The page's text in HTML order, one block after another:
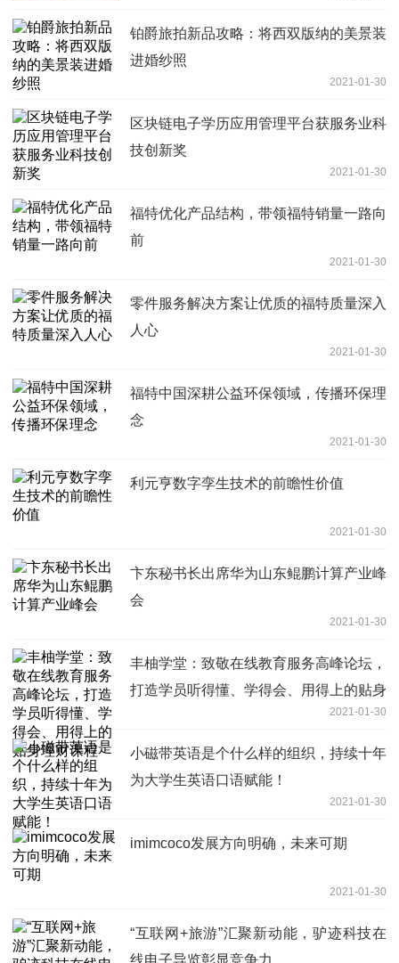
铂爵旅拍新品攻略：将西双版纳的美景装
进婚纱照
2021-01-30
区块链电子学历应用管理平台获服务业科
技创新奖
2021-01-30
福特优化产品结构，带领福特销量一路向
前
2021-01-30
零件服务解决方案让优质的福特质量深入
人心
2021-01-30
福特中国深耕公益环保领域，传播环保理
念
2021-01-30
利元亨数字孪生技术的前瞻性价值
2021-01-30
卞东秘书长出席华为山东鲲鹏计算产业峰
会
2021-01-30
丰柚学堂：致敬在线教育服务高峰论坛，
打造学员听得懂、学得会、用得上的贴身
2021-01-30
小磁带英语是个什么样的组织，持续十年
为大学生英语口语赋能！
2021-01-30
imimcoco发展方向明确，未来可期
2021-01-30
“互联网+旅游”汇聚新动能，驴迹科技在